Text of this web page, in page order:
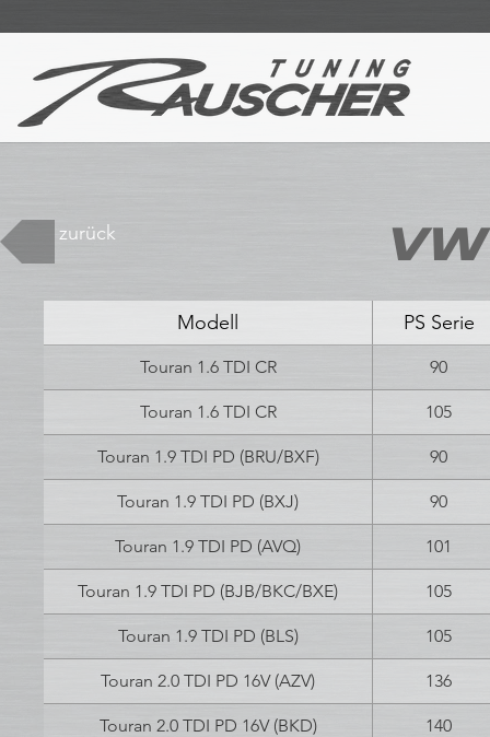
zurück
Modell PS Serie
Touran 1.6 TDI CR 90
Touran 1.6 TDI CR 105
Touran 1.9 TDI PD (BRU/BXF) 90
Touran 1.9 TDI PD (BXJ) 90
Touran 1.9 TDI PD (AVQ) 101
Touran 1.9 TDI PD (BJB/BKC/BXE) 105
Touran 1.9 TDI PD (BLS) 105
Touran 2.0 TDI PD 16V (AZV) 136
Touran 2.0 TDI PD 16V (BKD) 140